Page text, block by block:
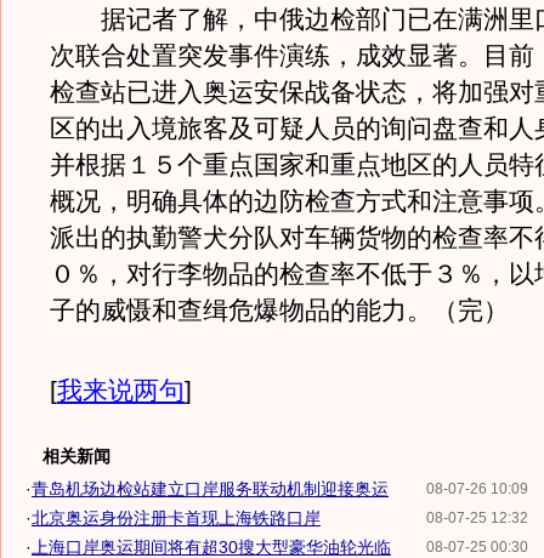
据记者了解，中俄边检部门已在满洲里
次联合处置突发事件演练，成效显著。目前
检查站已进入奥运安保战备状态，将加强对
区的出入境旅客及可疑人员的询问盘查和人
并根据１５个重点国家和重点地区的人员特
概况，明确具体的边防检查方式和注意事项
派出的执勤警犬分队对车辆货物的检查率不
０％，对行李物品的检查率不低于３％，
子的威慑和查缉危爆物品的能力。（完）
[我来说两句]
相关新闻
08-07-26 10:09
·青岛机场边检站建立口岸服务联动机制迎接奥运
08-07-25 12:32
·北京奥运身份注册卡首现上海铁路口岸
08-07-25 00:30
· 上海口岸奥运期间将有超30搜大型豪华油轮光临